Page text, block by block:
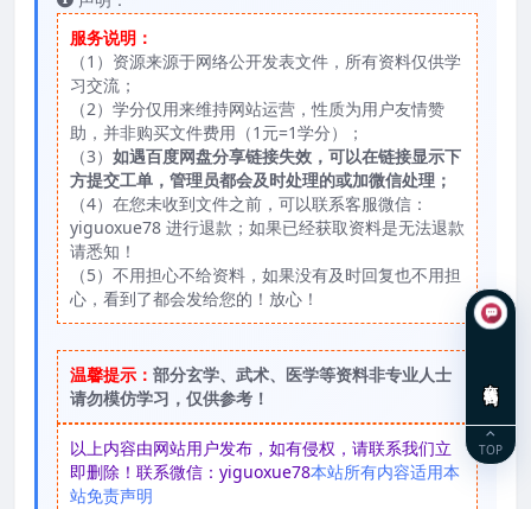
服务说明：
（1）资源来源于网络公开发表文件，所有资料仅供学
习交流；
（2）学分仅用来维持网站运营，性质为用户友情赞
助，并非购买文件费用（1元=1学分）；
（3） 如遇百度网盘分享链接失效，可以在链接显示下
方提交工单，管理员都会及时处理的或加微信处理；
（4）在您未收到文件之前，可以联系客服微信：
yiguoxue78 进行退款；如果已经获取资料是无法退款
请悉知！
（5）不用担心不给资料，如果没有及时回复也不用担
心，看到了都会发给您的！放心！
温馨提示： 部分玄学、武术、医学等资料非专业人士
请勿模仿学习，仅供参考！
以上内容由网站用户发布，如有侵权，请联系我们立
即删除！联系微信：yiguoxue78本站所有内容适用本
站免责声明
TOP